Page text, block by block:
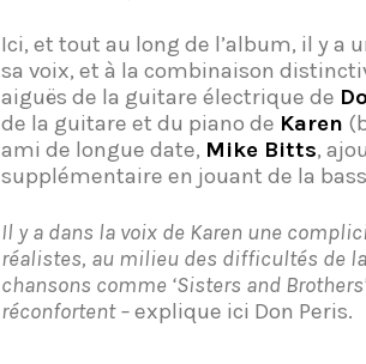
Ici, et tout au long de l’album, il y a
sa voix, et à la combinaison
aiguës de la guitare électrique de
de la guitare et du piano de Karen
ami de longue date, Mike Bitts,
supplémentaire en jouant de la
Il y a dans la voix de Karen une
réalistes, au milieu des difficultés de
chansons comme ‘Sisters and
réconfortent –explique ici Don Peris.